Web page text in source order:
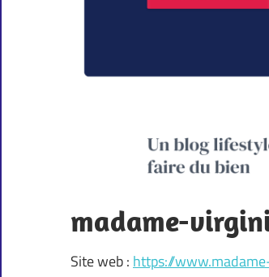
madame-
Site web : https://